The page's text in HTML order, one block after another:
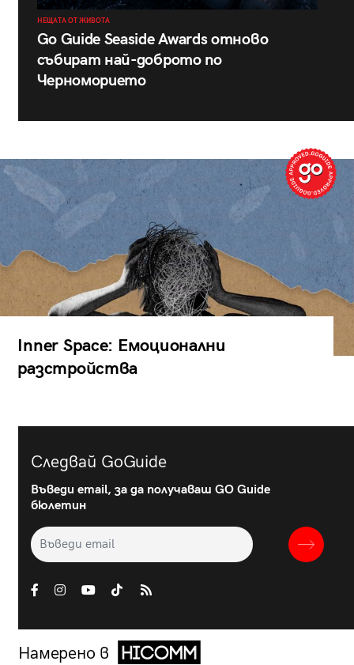
НЕЩАТА ОТ ЖИВОТА
Go Guide Seaside Awards отново
събират най-доброто по
Черноморието
Inner Space: Емоционални
разстройства
Следвай GoGuide
Въведи email, за да получаваш GO Guide
бюлетин
Намерено в